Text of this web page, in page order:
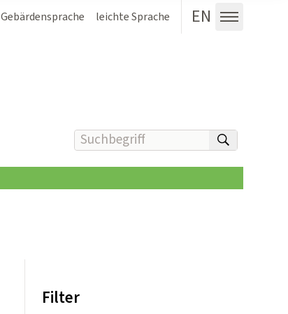
Gebärdensprache leichte Sprache EN
Menü
Suchbegriff(e) eingeben
Filter